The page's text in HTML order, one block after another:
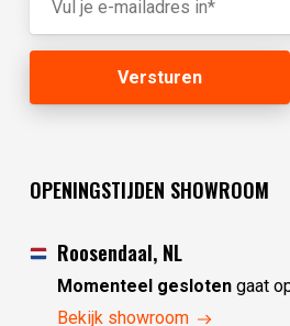
OPENINGSTIJDEN SHOWROOM
Roosendaal, NL
Momenteel geslotengaat
zaterdag
Bekijk showroom